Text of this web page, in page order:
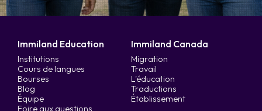
Immiland Education
Institutions
Cours de langues
Bourses
Blog
Équipe
Foire aux questions
Immiland Canada
Migration
Travail
L'éducation
Traductions
Établissement